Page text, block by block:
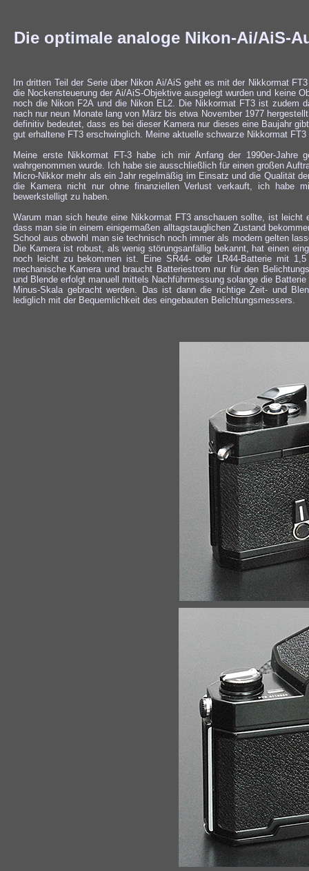
Die optimale analoge Nikon-Ai/AiS-
Im dritten Teil der Serie über Nikon Ai/AiS geht es mit der Nikkormat
die Nockensteuerung der Ai/AiS-Objektive ausgelegt wurden und keine
noch die Nikon F2A und die Nikon EL2. Die Nikkormat FT3 ist zudem
nach nur neun Monate lang von März bis etwa November 1977
definitiv bedeutet, dass es bei dieser Kamera nur dieses eine Baujahr
gut erhaltene FT3 erschwinglich. Meine aktuelle schwarze Nikkormat
Meine erste Nikkormat FT-3 habe ich mir Anfang der 1990er-
wahrgenommen wurde. Ich habe sie ausschließlich für einen großen
Micro-Nikkor mehr als ein Jahr regelmäßig im Einsatz und die Qualität
die Kamera nicht nur ohne finanziellen Verlust verkauft, ich habe
bewerkstelligt zu haben.
Warum man sich heute eine Nikkormat FT3 anschauen sollte, ist
dass man sie in einem einigermaßen alltagstauglichen Zustand
School aus obwohl man sie technisch noch immer als modern gelten
Die Kamera ist robust, als wenig störungsanfällig bekannt, hat einen
noch leicht zu bekommen ist. Eine SR44- oder LR44-Batterie mit
mechanische Kamera und braucht Batteriestrom nur für den
und Blende erfolgt manuell mittels Nachführmessung solange die
Minus-Skala gebracht werden. Das ist dann die richtige Zeit- und
lediglich mit der Bequemlichkeit des eingebauten Belichtungsmessers.